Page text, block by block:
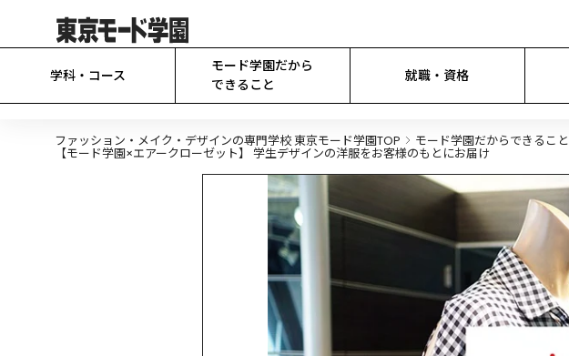
学科・コース
モード学園だから
できること
就職・資格
ファッション・メイク・デザインの専門学校 東京モード学園TOP モード学園だからできること
【モード学園×エアークローゼット】 学生デザインの洋服をお客様のもとにお届け